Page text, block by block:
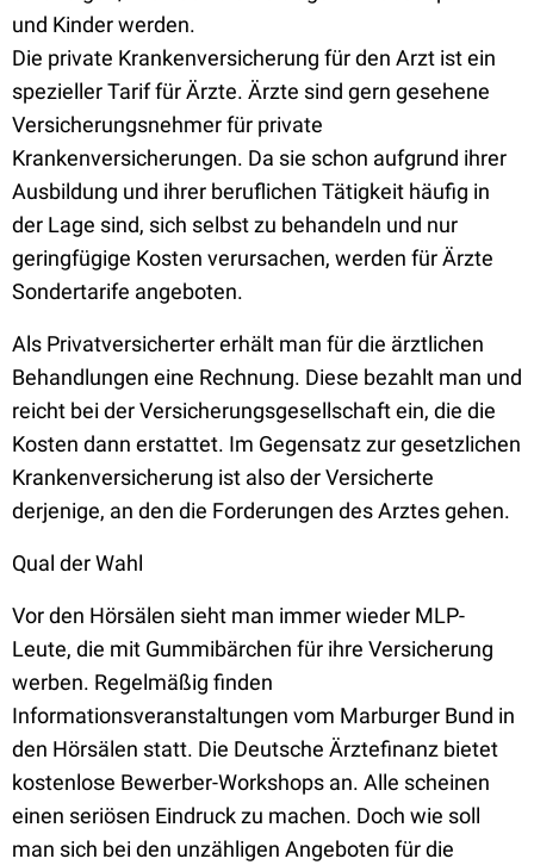
und Kinder werden.
Die private Krankenversicherung für den Arzt ist ein
spezieller Tarif für Ärzte. Ärzte sind gern gesehene
Versicherungsnehmer für private
Krankenversicherungen. Da sie schon aufgrund ihrer
Ausbildung und ihrer beruflichen Tätigkeit häufig in
der Lage sind, sich selbst zu behandeln und nur
geringfügige Kosten verursachen, werden für Ärzte
Sondertarife angeboten.
Als Privatversicherter erhält man für die ärztlichen
Behandlungen eine Rechnung. Diese bezahlt man und
reicht bei der Versicherungsgesellschaft ein, die die
Kosten dann erstattet. Im Gegensatz zur gesetzlichen
Krankenversicherung ist also der Versicherte
derjenige, an den die Forderungen des Arztes gehen.
Qual der Wahl
Vor den Hörsälen sieht man immer wieder MLP-
Leute, die mit Gummibärchen für ihre Versicherung
werben. Regelmäßig finden
Informationsveranstaltungen vom Marburger Bund in
den Hörsälen statt. Die Deutsche Ärztefinanz bietet
kostenlose Bewerber-Workshops an. Alle scheinen
einen seriösen Eindruck zu machen. Doch wie soll
man sich bei den unzähligen Angeboten für die